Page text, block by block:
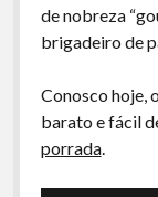
Papo
A Ripa É a
Especiais
Preliminares
de nobreza
brigadeiro de
Conosco hoje,
barato e fácil
porrada.